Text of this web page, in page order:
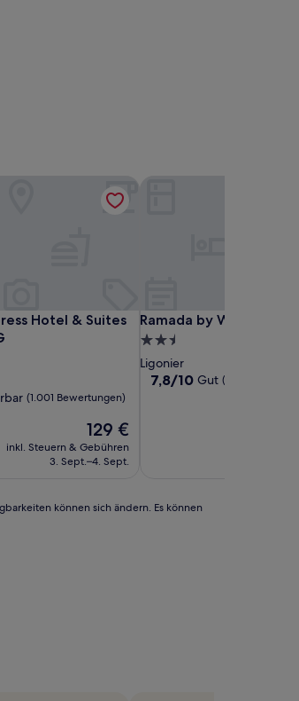
Hotel & Suites
Hotel & Suites Donegal by IHG
(1.001 Bewertungen)
Der
Preis
beträgt
129 €
inkl. Steuern & Gebühren
3. Sept.–4. Sept.
Hotel & Suites Donegal by IHG
Ramada by Wyndham
Ramada by Wyndham
2.5-
Sterne-
Unterkunft
Ligonier
7.8
7,8/10 Gut (876
können sich ändern. Es können